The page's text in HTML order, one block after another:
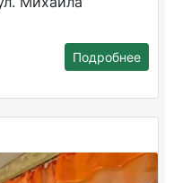
Подробнее